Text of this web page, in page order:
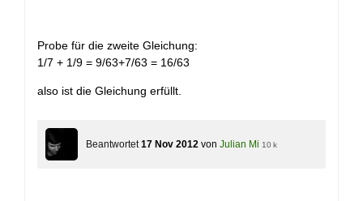
Probe für die zweite Gleichung:
1/7 + 1/9 = 9/63+7/63 = 16/63
also ist die Gleichung erfüllt.
Beantwortet 17 Nov 2012 von Julian Mi 10 k